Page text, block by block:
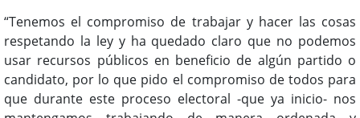
“Tenemos el compromiso de trabajar y hacer las cosas
respetando la ley y ha quedado claro que no podemos
usar recursos públicos en beneficio de algún partido o
candidato, por lo que pido el compromiso de todos para
que durante este proceso electoral -que ya inicio- nos